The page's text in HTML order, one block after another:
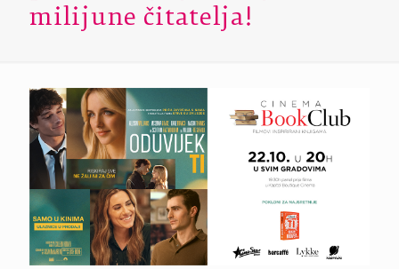
milijune čitatelja!